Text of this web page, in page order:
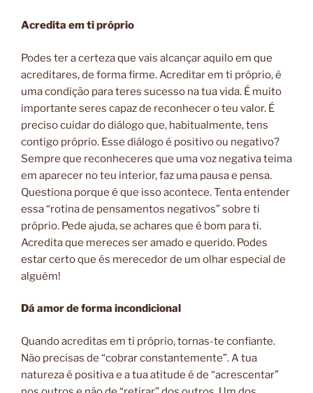
Acredita em ti próprio
Podes ter a certeza que vais alcançar aquilo em que
acreditares, de forma firme. Acreditar em ti próprio, é
uma condição para teres sucesso na tua vida. É muito
importante seres capaz de reconhecer o teu valor. É
preciso cuidar do diálogo que, habitualmente, tens
contigo próprio. Esse diálogo é positivo ou negativo?
Sempre que reconheceres que uma voz negativa teima
em aparecer no teu interior, faz uma pausa e pensa.
Questiona porque é que isso acontece. Tenta entender
essa “rotina de pensamentos negativos” sobre ti
próprio. Pede ajuda, se achares que é bom para ti.
Acredita que mereces ser amado e querido. Podes
estar certo que és merecedor de um olhar especial de
alguém!
Dá amor de forma incondicional
Quando acreditas em ti próprio, tornas-te confiante.
Não precisas de “cobrar constantemente”. A tua
natureza é positiva e a tua atitude é de “acrescentar”